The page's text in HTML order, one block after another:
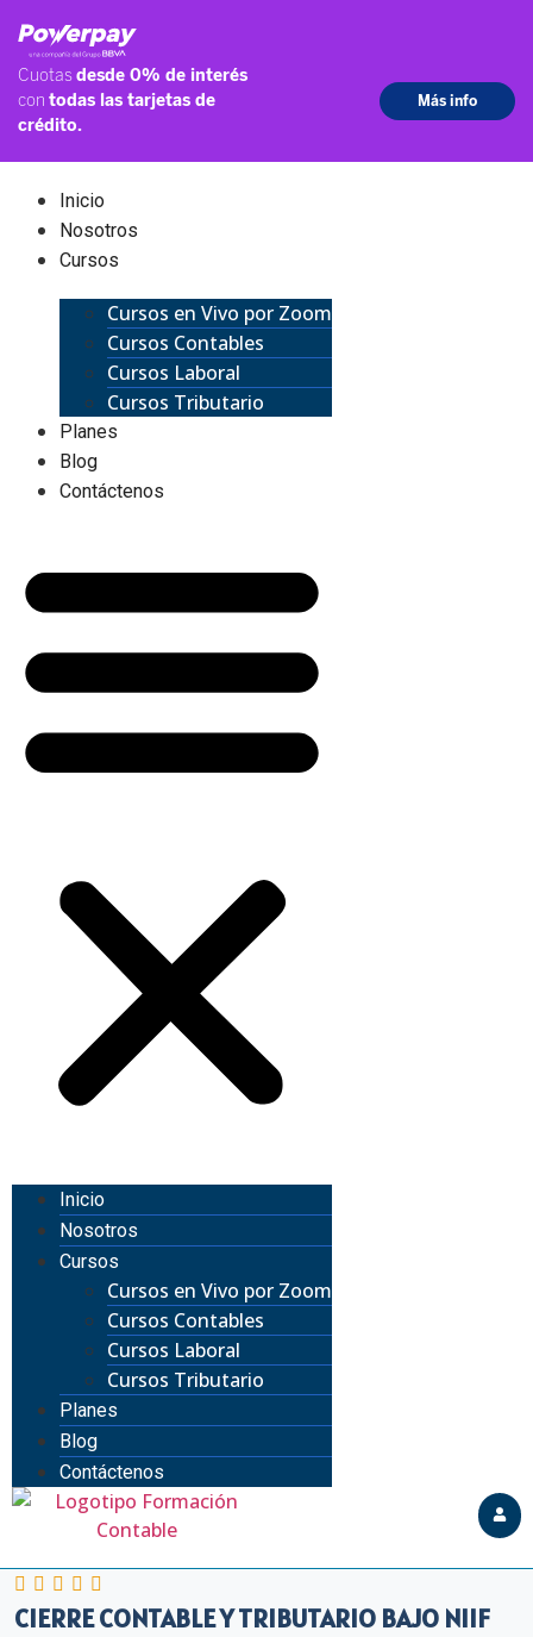
Inicio
Nosotros
Cursos
Cursos en Vivo por Zoom
Cursos Contables
Cursos Laboral
Cursos Tributario
Planes
Blog
Contáctenos
Inicio
Nosotros
Cursos
Cursos en Vivo por Zoom
Cursos Contables
Cursos Laboral
Cursos Tributario
Planes
Blog
Contáctenos
CIERRE CONTABLE Y TRIBUTARIO BAJO NIIF